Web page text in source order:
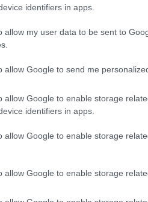
identifiers in apps.
allow my user data to be sent to
allow Google to send me
allow Google to enable storage
identifiers in apps.
allow Google to enable storage
allow Google to enable storage